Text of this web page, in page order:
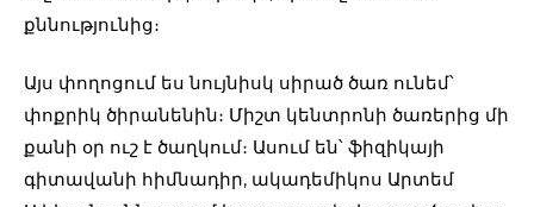
քննությունից։
Այս փողոցում ես նույնիսկ սիրած ծառ ունեմ՝
փոքրիկ ծիրանենին։ Միշտ կենտրոնի ծառերից մի
քանի օր ուշ է ծաղկում։ Ասում են՝ ֆիզիկայի
գիտավանի հիմնադիր, ակադեմիկոս Արտեմ